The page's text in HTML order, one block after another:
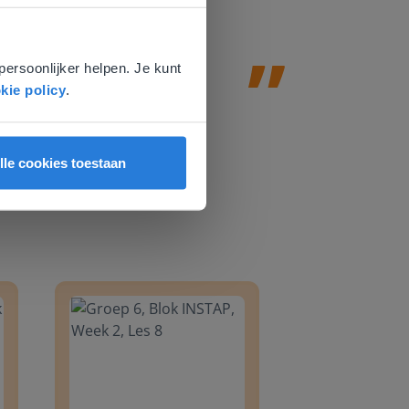
helpen. Je kunt
policy.
cookies toestaan